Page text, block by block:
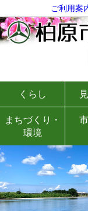
ご利用案
くらし
まちづくり・
環境
旧